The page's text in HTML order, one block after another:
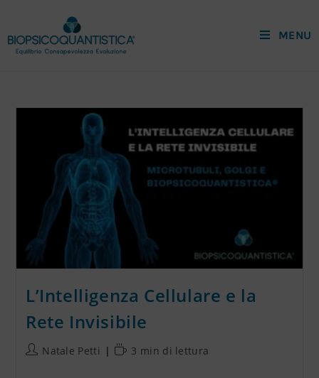
MENU
L’Intelligenza Cellulare e la
Rete Invisibile
Natale Petti 3 min di lettura